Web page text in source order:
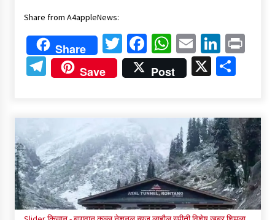
Share from A4appleNews:
Share Twitter
Facebook
WhatsApp
Email
Telegram
Save Post X